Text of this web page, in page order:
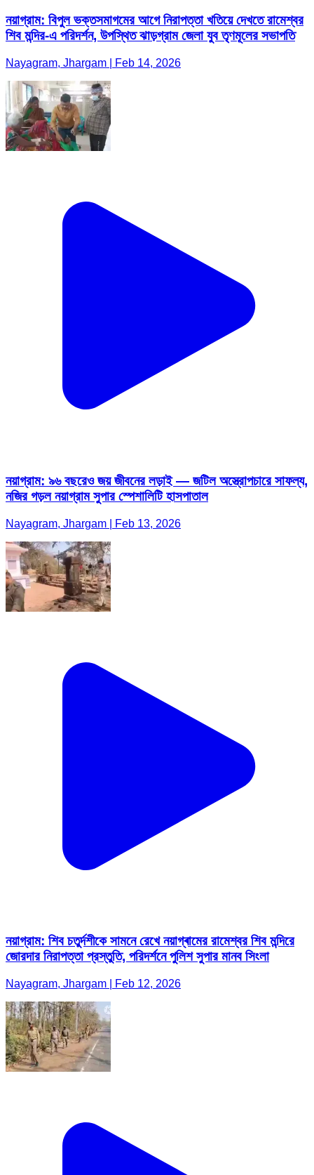
নয়াগ্রাম: বিপুল ভক্তসমাগমের আগে নিরাপত্তা খতিয়ে দেখতে রামেশ্বর
শিব মন্দির-এ পরিদর্শন, উপস্থিত ঝাড়গ্রাম জেলা যুব তৃণমূলের সভাপতি
Nayagram, Jhargam | Feb 14, 2026
নয়াগ্রাম: ৯৬ বছরেও জয় জীবনের লড়াই — জটিল অস্ত্রোপচারে সাফল্য,
নজির গড়ল নয়াগ্রাম সুপার স্পেশালিটি হাসপাতাল
Nayagram, Jhargam | Feb 13, 2026
নয়াগ্রাম: শিব চতুর্দশীকে সামনে রেখে নয়াগ্ৰামের রামেশ্বর শিব মন্দিরে
জোরদার নিরাপত্তা প্রস্তুতি, পরিদর্শনে পুলিশ সুপার মানব সিংলা
Nayagram, Jhargam | Feb 12, 2026